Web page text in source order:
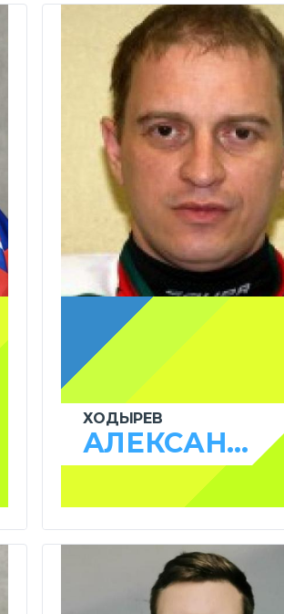
ХОДЫРЕВ
АЛЕКСАНДР